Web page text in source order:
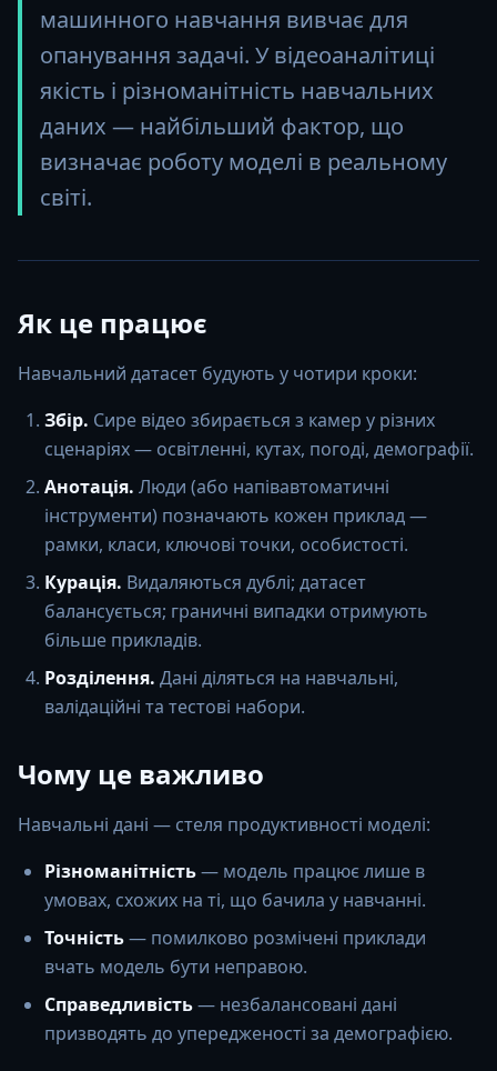
машинного навчання вивчає для
опанування задачі. У відеоаналітиці
якість і різноманітність навчальних
даних — найбільший фактор, що
визначає роботу моделі в реальному
світі.
Як це працює
Навчальний датасет будують у чотири кроки:
Збір. Сире відео збирається з камер у різних
сценаріях — освітленні, кутах, погоді, демографії.
Анотація. Люди (або напівавтоматичні
інструменти) позначають кожен приклад —
рамки, класи, ключові точки, особистості.
Курація. Видаляються дублі; датасет
балансується; граничні випадки отримують
більше прикладів.
Розділення. Дані діляться на навчальні,
валідаційні та тестові набори.
Чому це важливо
Навчальні дані — стеля продуктивності моделі:
Різноманітність— модель працює лише в
умовах, схожих на ті, що бачила у навчанні.
Точність— помилково розмічені приклади
вчать модель бути неправою.
Справедливість— незбалансовані дані
призводять до упередженості за демографією.